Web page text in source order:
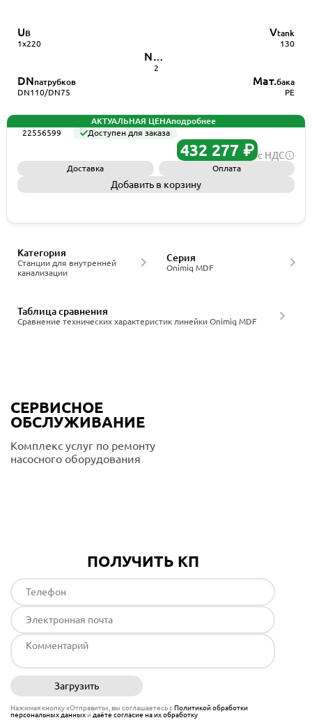
UВ
1x220
Vtank
130
DNпатрубков
DN110/DN75
Мат.бака
PE
N
pump
2
АКТУАЛЬНАЯ ЦЕНАподробнее
22556599
Доступен для заказа
432 277 ₽ с НДС
Доставка Оплата
Добавить в корзину
Станции для внутренней
канализации
Категория
Onimiq MDF
Серия
Сравнение технических характеристик линейки Onimiq MDF
Таблица сравнения
СЕРВИСНОЕ
ОБСЛУЖИВАНИЕ
Комплекс услуг по ремонту
насосного оборудования
ПОЛУЧИТЬ КП
Загрузить
Нажимая кнопку «Отправить», вы соглашаетесь сПолитикой обработки
персональных данныхи даёте согласие на их обработку